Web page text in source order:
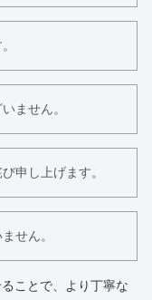
ません。
び申し上げます。
せん。
ことで、より丁寧な